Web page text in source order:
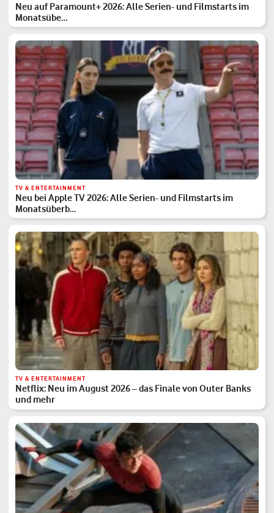
Neu auf Paramount+ 2026: Alle Serien- und Filmstarts im
Monatsübe…
TV & ENTERTAINMENT
Neu bei Apple TV 2026: Alle Serien- und Filmstarts im
Monatsüberb…
TV & ENTERTAINMENT
Netflix: Neu im August 2026 – das Finale von Outer Banks
und mehr